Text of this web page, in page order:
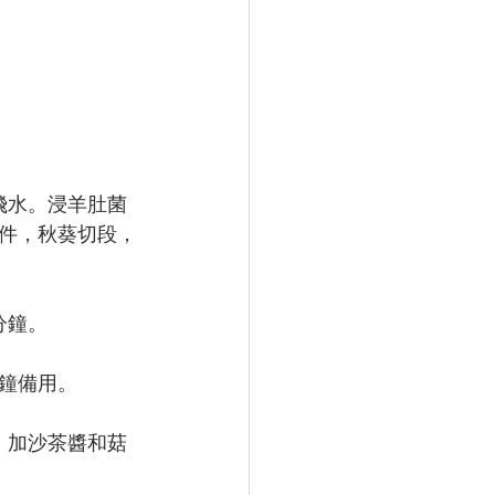
水。浸羊肚菌
，秋葵切段，
。
備用。
加沙茶醬和菇